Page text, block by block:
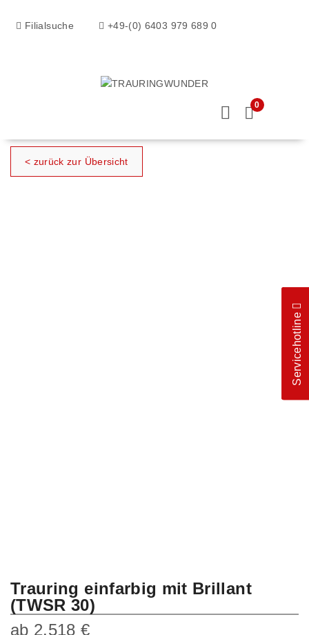
Filialsuche +49-(0) 6403 979 689 0
0
< zurück zur Übersicht
Trauring einfarbig mit Brillant
(TWSR 30)
ab 2.518€
Servicehotline